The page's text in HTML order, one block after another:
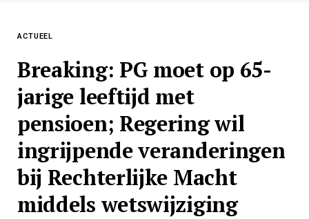
ACTUEEL
Breaking: PG moet op 65-
jarige leeftijd met
pensioen; Regering wil
ingrijpende veranderingen
bij Rechterlijke Macht
middels wetswijziging